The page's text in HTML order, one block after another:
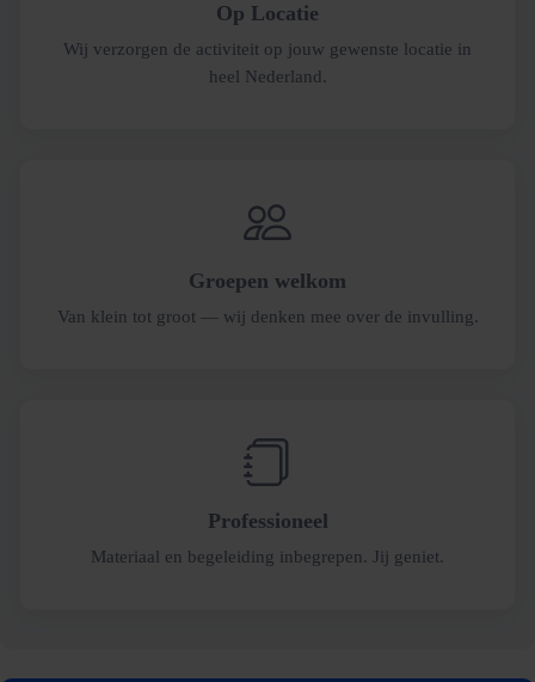
Op Locatie
Wij verzorgen de activiteit op jouw gewenste locatie in
heel Nederland.
Groepen welkom
Van klein tot groot — wij denken mee over de invulling.
Professioneel
Materiaal en begeleiding inbegrepen. Jij geniet.